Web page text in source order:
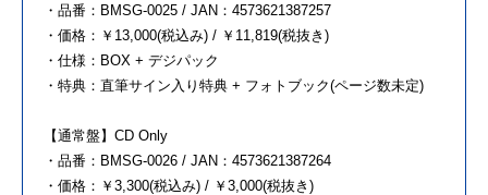
・品番：BMSG-0025 / JAN：4573621387257
・価格：￥13,000(税込み) / ￥11,819(税抜き)
・仕様：BOX + デジパック
・特典：直筆サイン入り特典 + フォトブック(ページ数未定)
【通常盤】CD Only
・品番：BMSG-0026 / JAN：4573621387264
・価格：￥3,300(税込み) / ￥3,000(税抜き)